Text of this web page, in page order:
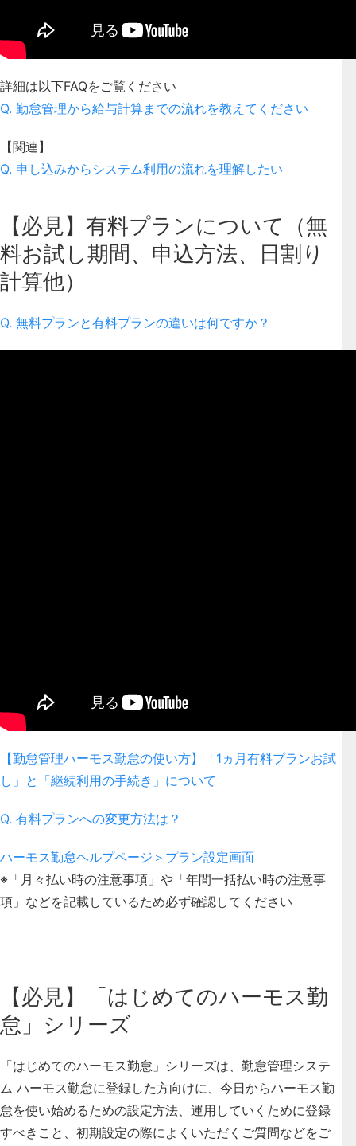
詳細は以下FAQをご覧ください
Q. 勤怠管理から給与計算までの流れを教えてください
【関連】
Q. 申し込みからシステム利用の流れを理解したい
【必見】有料プランについて（無
料お試し期間、申込方法、日割り
計算他）
Q. 無料プランと有料プランの違いは何ですか？
【勤怠管理ハーモス勤怠の使い方】「1ヵ月有料プランお試
し」と「継続利用の手続き」について
Q. 有料プランへの変更方法は？
ハーモス勤怠ヘルプページ＞プラン設定画面
※「月々払い時の注意事項」や「年間一括払い時の注意事
項」などを記載しているため必ず確認してください
【必見】「はじめてのハーモス勤
怠」シリーズ
「はじめてのハーモス勤怠」シリーズは、勤怠管理システ
ム ハーモス勤怠に登録した方向けに、今日からハーモス勤
怠を使い始めるための設定方法、運用していくために登録
すべきこと、初期設定の際によくいただくご質問などをご